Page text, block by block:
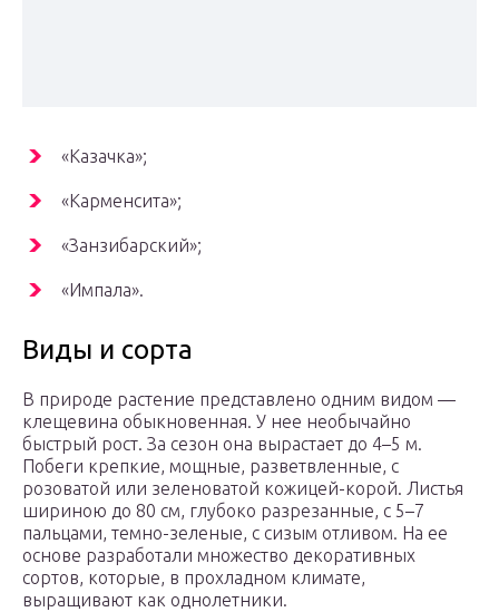
«Казачка»;
«Карменсита»;
«Занзибарский»;
«Импала».
Виды и сорта
В природе растение представлено одним видом —
клещевина обыкновенная. У нее необычайно
быстрый рост. За сезон она вырастает до 4–5 м.
Побеги крепкие, мощные, разветвленные, с
розоватой или зеленоватой кожицей-корой. Листья
шириною до 80 см, глубоко разрезанные, с 5–7
пальцами, темно-зеленые, с сизым отливом. На ее
основе разработали множество декоративных
сортов, которые, в прохладном климате,
выращивают как однолетники.